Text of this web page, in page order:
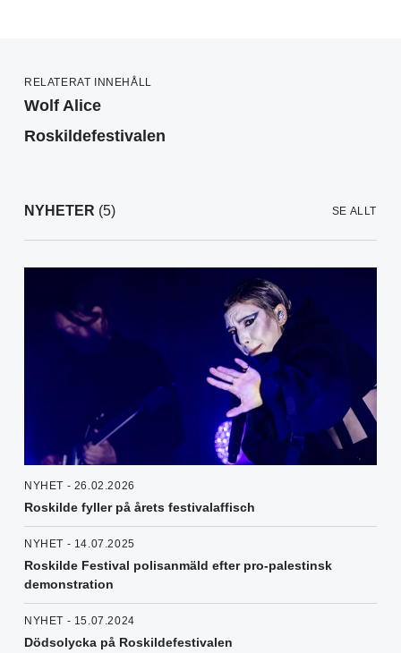
RELATERAT INNEHÅLL
Wolf Alice
Roskildefestivalen
NYHETER (5) SE ALLT
NYHET - 26.02.2026
Roskilde fyller på årets festivalaffisch
NYHET - 14.07.2025
Roskilde Festival polisanmäld efter pro-palestinsk
demonstration
NYHET - 15.07.2024
Dödsolycka på Roskildefestivalen